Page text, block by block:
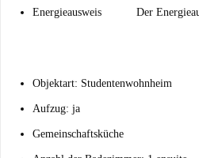
Energieausweis
Der
Objektart: Studentenwohnheim
Aufzug: ja
Gemeinschaftsküche